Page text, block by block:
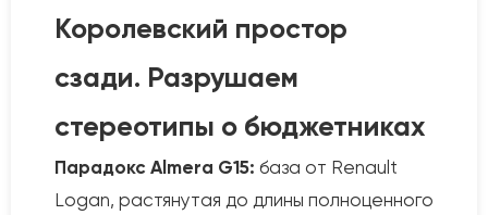
Королевский простор
сзади. Разрушаем
стереотипы о бюджетниках
Парадокс Almera G15: база от Renault
Logan, растянутая до длины полноценного